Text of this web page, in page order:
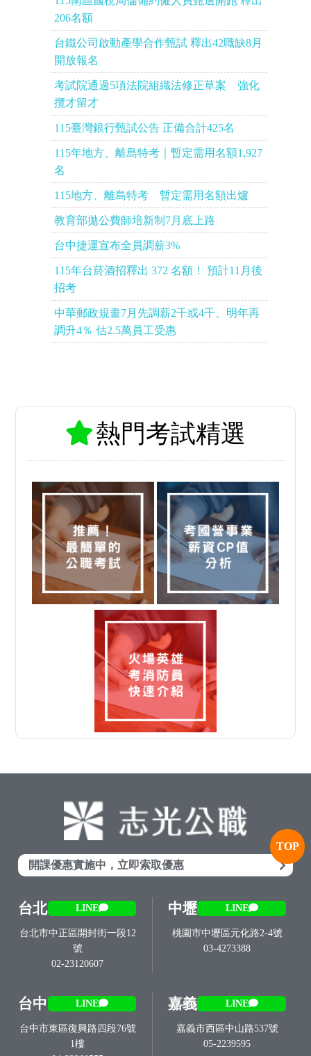
206名額
台鐵公司啟動產學合作甄試 釋出42職缺8月
開放報名
考試院通過5項法院組織法修正草案 強化
攬才留才
115臺灣銀行甄試公告 正備合計425名
115年地方、離島特考｜暫定需用名額1,927
名
115地方、離島特考 暫定需用名額出爐
教育部拋公費師培新制7月底上路
台中捷運宣布全員調薪3%
115年台菸酒招釋出 372 名額！ 預計11月後
招考
中華郵政規畫7月先調薪2千或4千、明年再
調升4％ 估2.5萬員工受惠
熱門考試精選
開課優惠實施中，立即索取優惠
台北 LINE
台北市中正區開封街一段12
號
02-23120607
中壢 LINE
桃園市中壢區元化路2-4號
03-4273388
台中 LINE
台中市東區復興路四段76號
1樓
嘉義 LINE
嘉義市西區中山路537號
05-2239595
TOP